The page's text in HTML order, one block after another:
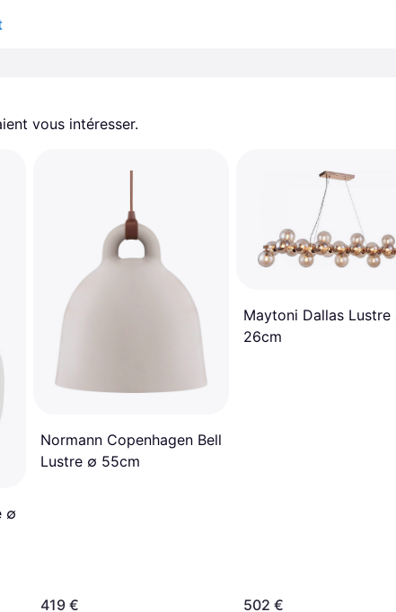
vous intéresser.
∅
Normann Copenhagen Bell
Lustre ∅ 55cm
419 €
Maytoni Dallas Lustre
26cm
502 €